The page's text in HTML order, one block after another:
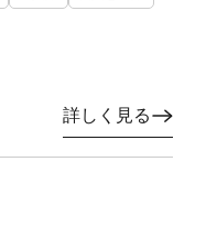
詳しく見る